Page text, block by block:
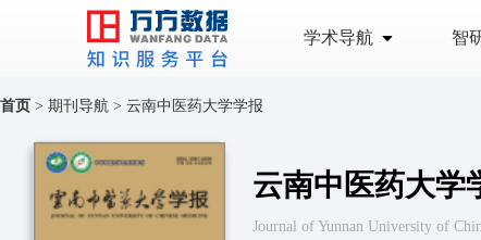
学术导航 智
首页 > 期刊导航 > 云南中医药大学学报
云南中医药大学
Journal of Yunnan University of